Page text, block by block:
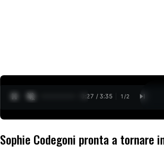
0:28 / 3:35 1 /2
Sophie Codegoni pronta a tornare